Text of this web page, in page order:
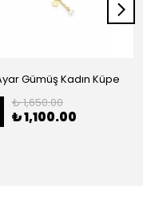
Gümüş Kadın Küpe
₺ 1,650.00
₺ 1,100.00